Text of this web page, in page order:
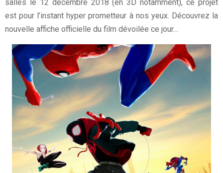
salles le 12 décembre 2018 (en 3D notamment), ce projet
est pour l’instant hyper prometteur à nos yeux. Découvrez la
nouvelle affiche officielle du film dévoilée ce jour…